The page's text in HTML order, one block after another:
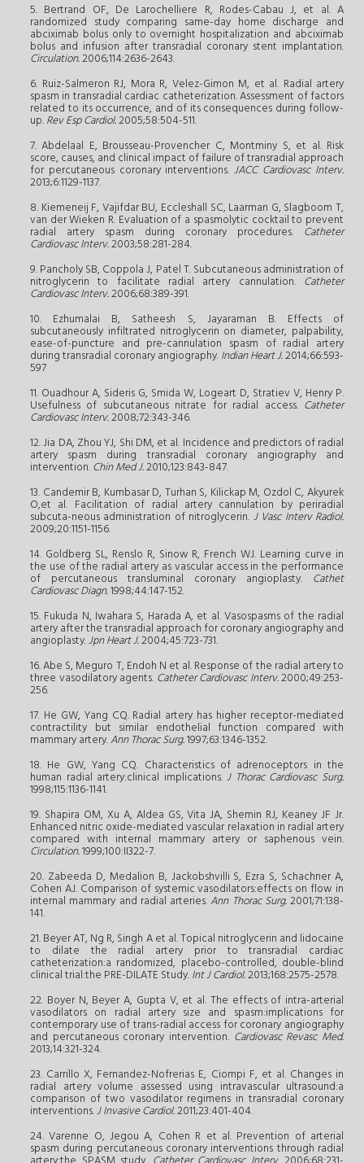
5. Bertrand OF, De Larochelliere R, Rodes-Cabau J, et al. A
randomized study comparing same-day home discharge and
abciximab bolus only to overnight hospitalization and abciximab
bolus and infusion after transradial coronary stent implantation.
Circulation.2006;114:2636-2643.
6. Ruiz-Salmeron RJ, Mora R, Velez-Gimon M, et al. Radial artery
spasm in transradial cardiac catheterization. Assessment of factors
related to its occurrence, and of its consequences during follow-
up.Rev Esp Cardiol.2005;58:504-511.
7. Abdelaal E, Brousseau-Provencher C, Montminy S, et al. Risk
score, causes, and clinical impact of failure of transradial approach
for percutaneous coronary interventions.JACC Cardiovasc Interv.
2013;6:1129-1137.
8. Kiemeneij F, Vajifdar BU, Eccleshall SC, Laarman G, Slagboom T,
van der Wieken R. Evaluation of a spasmolytic cocktail to prevent
radial artery spasm during coronary procedures. Catheter
Cardiovasc Interv.2003;58:281-284.
9. Pancholy SB, Coppola J, Patel T. Subcutaneous administration of
nitroglycerin to facilitate radial artery cannulation. Catheter
Cardiovasc Interv.2006;68:389-391.
10. Ezhumalai B, Satheesh S, Jayaraman B. Effects of
subcutaneously infiltrated nitroglycerin on diameter, palpability,
ease-of-puncture and pre-cannulation spasm of radial artery
during transradial coronary angiography.Indian Heart J.2014;66:593-
597
11. Ouadhour A, Sideris G, Smida W, Logeart D, Stratiev V, Henry P.
Usefulness of subcutaneous nitrate for radial access. Catheter
Cardiovasc Interv.2008;72:343-346.
12. Jia DA, Zhou YJ, Shi DM, et al. Incidence and predictors of radial
artery spasm during transradial coronary angiography and
intervention.Chin Med J.2010;123:843-847.
13. Candemir B, Kumbasar D, Turhan S, Kilickap M, Ozdol C, Akyurek
O,et al. Facilitation of radial artery cannulation by periradial
subcuta-neous administration of nitroglycerin. J Vasc Interv Radiol.
2009;20:1151-1156.
14. Goldberg SL, Renslo R, Sinow R, French WJ. Learning curve in
the use of the radial artery as vascular access in the performance
of percutaneous transluminal coronary angioplasty. Cathet
Cardiovasc Diagn.1998;44:147-152.
15. Fukuda N, Iwahara S, Harada A, et al. Vasospasms of the radial
artery after the transradial approach for coronary angiography and
angioplasty.Jpn Heart J.2004;45:723-731.
16. Abe S, Meguro T, Endoh N et al. Response of the radial artery to
three vasodilatory agents. Catheter Cardiovasc Interv.2000;49:253-
256.
17. He GW, Yang CQ. Radial artery has higher receptor-mediated
contractility but similar endothelial function compared with
mammary artery.Ann Thorac Surg.1997;63:1346-1352.
18. He GW, Yang CQ. Characteristics of adrenoceptors in the
human radial artery:clinical implications.J Thorac Cardiovasc Surg.
1998;115:1136-1141.
19. Shapira OM, Xu A, Aldea GS, Vita JA, Shemin RJ, Keaney JF Jr.
Enhanced nitric oxide-mediated vascular relaxation in radial artery
compared with internal mammary artery or saphenous vein.
Circulation.1999;100:II322-7.
20. Zabeeda D, Medalion B, Jackobshvilli S, Ezra S, Schachner A,
Cohen AJ. Comparison of systemic vasodilators:effects on flow in
internal mammary and radial arteries.Ann Thorac Surg.2001;71:138-
141.
21. Beyer AT, Ng R, Singh A et al. Topical nitroglycerin and lidocaine
to dilate the radial artery prior to transradial cardiac
catheterization:a randomized, placebo-controlled, double-blind
clinical trial:the PRE-DILATE Study.Int J Cardiol.2013;168:2575-2578.
22. Boyer N, Beyer A, Gupta V, et al. The effects of intra-arterial
vasodilators on radial artery size and spasm:implications for
contemporary use of trans-radial access for coronary angiography
and percutaneous coronary intervention. Cardiovasc Revasc Med.
2013;14:321-324.
23. Carrillo X, Fernandez-Nofrerias E, Ciompi F, et al. Changes in
radial artery volume assessed using intravascular ultrasound:a
comparison of two vasodilator regimens in transradial coronary
interventions.J Invasive Cardiol.2011;23:401-404.
24. Varenne O, Jegou A, Cohen R et al. Prevention of arterial
spasm during percutaneous coronary interventions through radial